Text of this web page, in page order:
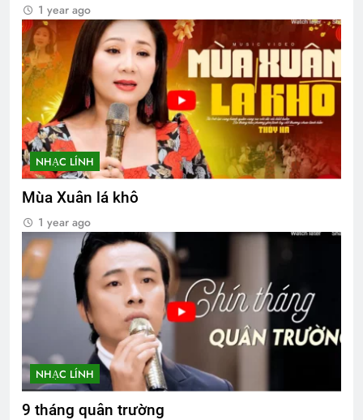
1 year ago
NHẠC LÍNH
Mùa Xuân lá khô
1 year ago
NHẠC LÍNH
9 tháng quân trường